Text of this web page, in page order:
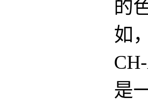
的
如
是